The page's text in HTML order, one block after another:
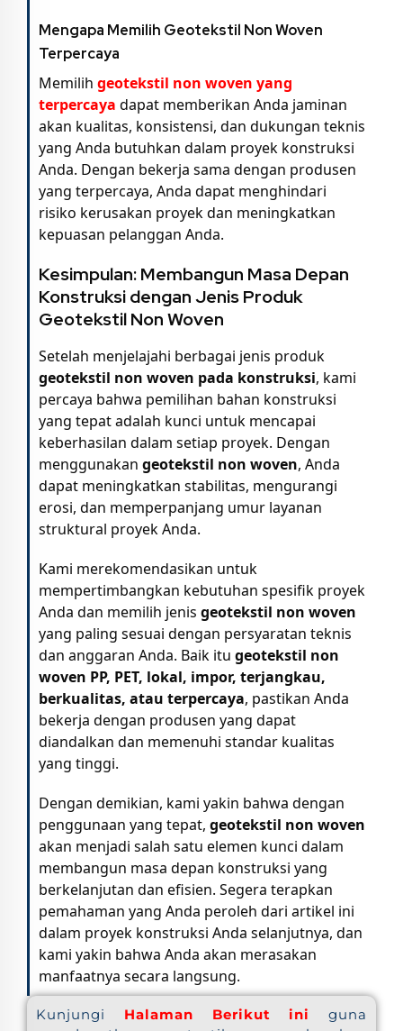
Mengapa Memilih Geotekstil Non Woven
Terpercaya
Memilih geotekstil non woven yang
terpercaya dapat memberikan Anda jaminan
akan kualitas, konsistensi, dan dukungan teknis
yang Anda butuhkan dalam proyek konstruksi
Anda. Dengan bekerja sama dengan produsen
yang terpercaya, Anda dapat menghindari
risiko kerusakan proyek dan meningkatkan
kepuasan pelanggan Anda.
Kesimpulan: Membangun Masa Depan
Konstruksi dengan Jenis Produk
Geotekstil Non Woven
Setelah menjelajahi berbagai jenis produk
geotekstil non woven pada konstruksi, kami
percaya bahwa pemilihan bahan konstruksi
yang tepat adalah kunci untuk mencapai
keberhasilan dalam setiap proyek. Dengan
menggunakan geotekstil non woven, Anda
dapat meningkatkan stabilitas, mengurangi
erosi, dan memperpanjang umur layanan
struktural proyek Anda.
Kami merekomendasikan untuk
mempertimbangkan kebutuhan spesifik proyek
Anda dan memilih jenis geotekstil non woven
yang paling sesuai dengan persyaratan teknis
dan anggaran Anda. Baik itu geotekstil non
woven PP, PET, lokal, impor, terjangkau,
berkualitas, atau terpercaya, pastikan Anda
bekerja dengan produsen yang dapat
diandalkan dan memenuhi standar kualitas
yang tinggi.
Dengan demikian, kami yakin bahwa dengan
penggunaan yang tepat, geotekstil non woven
akan menjadi salah satu elemen kunci dalam
membangun masa depan konstruksi yang
berkelanjutan dan efisien. Segera terapkan
pemahaman yang Anda peroleh dari artikel ini
dalam proyek konstruksi Anda selanjutnya, dan
kami yakin bahwa Anda akan merasakan
manfaatnya secara langsung.
Kunjungi Halaman Berikut ini
guna